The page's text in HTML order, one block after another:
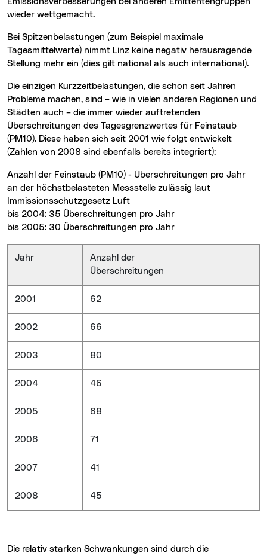
wieder wettgemacht.
Bei Spitzenbelastungen (zum Beispiel maximale
Tagesmittelwerte) nimmt Linz keine negativ herausragende
Stellung mehr ein (dies gilt national als auch international).
Die einzigen Kurzzeitbelastungen, die schon seit Jahren
Probleme machen, sind – wie in vielen anderen Regionen und
Städten auch – die immer wieder auftretenden
Überschreitungen des Tagesgrenzwertes für Feinstaub
(PM10). Diese haben sich seit 2001 wie folgt entwickelt
(Zahlen von 2008 sind ebenfalls bereits integriert):
Anzahl der Feinstaub (PM10) - Überschreitungen pro Jahr
an der höchstbelasteten Messstelle zulässig laut
Immissionsschutzgesetz Luft
bis 2004: 35 Überschreitungen pro Jahr
bis 2005: 30 Überschreitungen pro Jahr
Jahr
Anzahl der
Überschreitungen
2001 62
2002 66
2003 80
2004 46
2005 68
2006 71
2007 41
2008 45
Die relativ starken Schwankungen sind durch die